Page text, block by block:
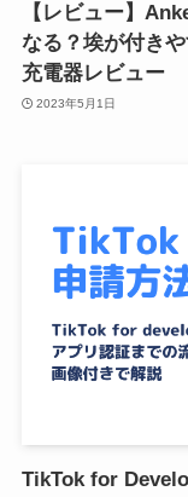
【レビュー】
なる？埃が付き
充電器レビュー
2023年5月1日
TikTok for